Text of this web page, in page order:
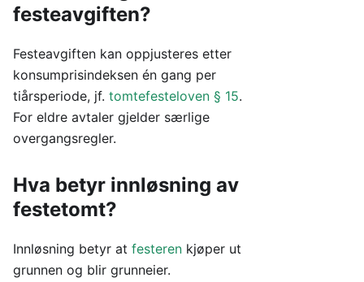
festeavgiften?
Festeavgiften kan oppjusteres etter
konsumprisindeksen én gang per
tiårsperiode, jf. tomtefesteloven § 15.
For eldre avtaler gjelder særlige
overgangsregler.
Hva betyr innløsning av
festetomt?
Innløsning betyr at festeren kjøper ut
grunnen og blir grunneier.